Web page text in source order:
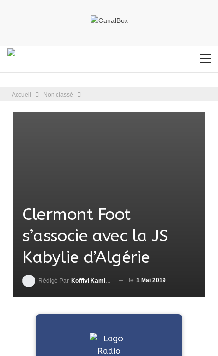
Accueil Non classé
Clermont Foot
s’associe avec la JS
Kabylie d’Algérie
Rédigé Par Koffivi Kami AGBETOU le 1 Mai 2019